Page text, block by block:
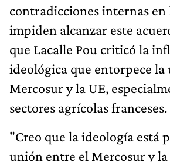
contradicciones internas en
impiden alcanzar este
que Lacalle Pou criticó la
ideológica que entorpece
Mercosur y la UE,
sectores agrícolas franceses.
"Creo que la ideología está
unión entre el Mercosur y